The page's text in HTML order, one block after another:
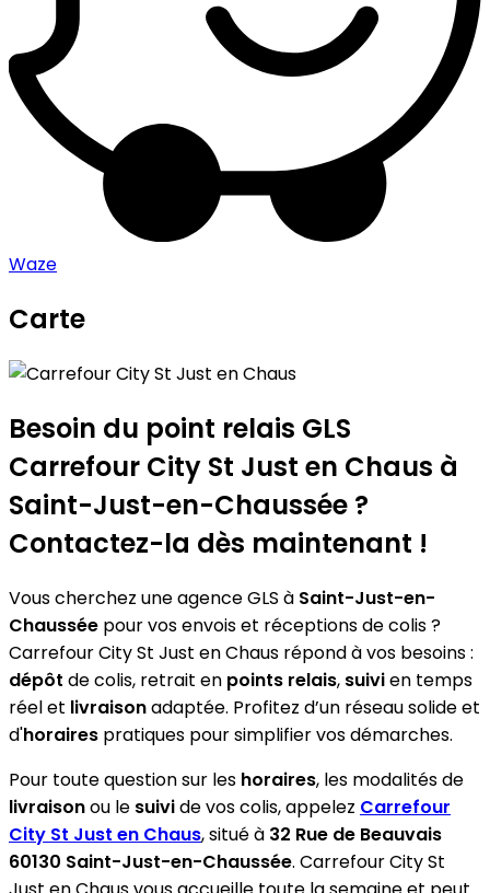
Waze
Carte
Carrefour City St Just en Chaus
+
−
Besoin du point relais GLS
Carrefour City St Just en Chaus à
Saint-Just-en-Chaussée ?
Contactez-la dès maintenant !
Vous cherchez une agence GLS à Saint-Just-en-
Chaussée pour vos envois et réceptions de colis ?
Carrefour City St Just en Chaus répond à vos besoins :
dépôt de colis, retrait en points relais, suivien temps
réel et livraisonadaptée. Profitez d’un réseau solide et
d'horaires pratiques pour simplifier vos démarches.
Pour toute question sur les horaires, les modalités de
livraisonou le suivide vos colis, appelez Carrefour
City St Just en Chaus, situé à 32 Rue de Beauvais
60130 Saint-Just-en-Chaussée. Carrefour City St